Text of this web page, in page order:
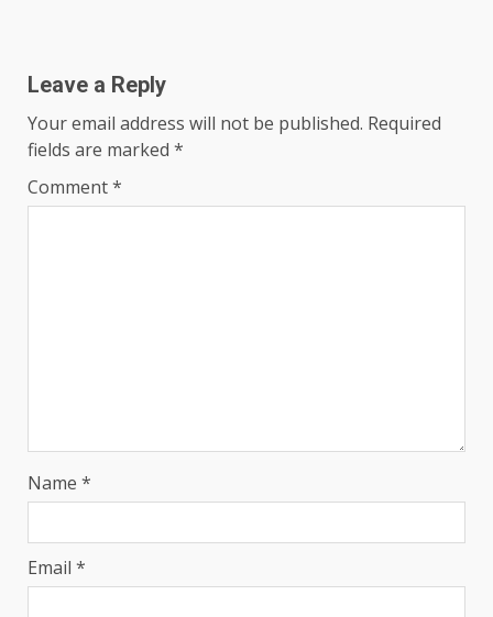
Leave a Reply
Your email address will not be published. Required
fields are marked *
Comment*
Name *
Email *